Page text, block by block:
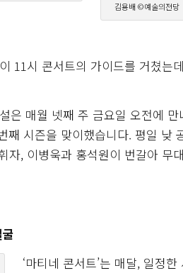
김용배 ©예술의전당
11시 콘서트의 가이드를 거쳤
은 매월 넷째 주 금요일 오전에
째 시즌을 맞이했습니다. 평일 낮
자, 이병욱과 홍석원이 번갈아
‘마티네 콘서트’는 매달, 일정